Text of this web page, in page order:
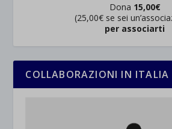
Dona 15,00€
(25,00€ se sei
per associarti
COLLABORAZIONI IN ITALIA